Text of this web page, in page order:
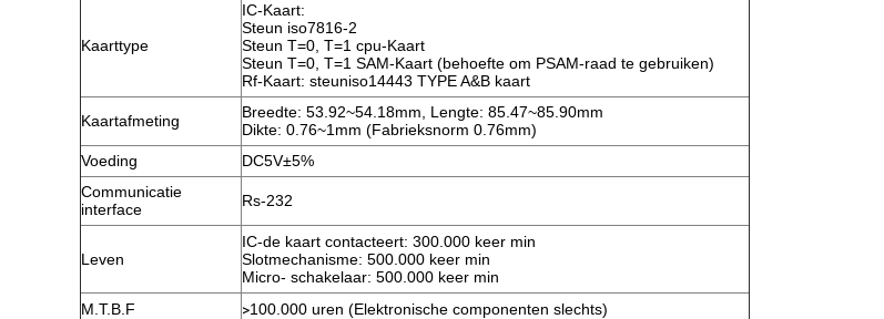
Kaarttype
IC-Kaart:
Steun iso7816-2
Steun T=0, T=1 cpu-Kaart
Steun T=0, T=1 SAM-Kaart (behoefte om PSAM-raad te gebruiken)
Rf-Kaart: steuniso14443 TYPE A&B kaart
Kaartafmeting
Breedte: 53.92~54.18mm, Lengte: 85.47~85.90mm
Dikte: 0.76~1mm (Fabrieksnorm 0.76mm)
Voeding
DC5V±5%
Communicatie
interface
Rs-232
Leven
IC-de kaart contacteert: 300.000 keer min
Slotmechanisme: 500.000 keer min
Micro- schakelaar: 500.000 keer min
M.T.B.F
>100.000 uren (Elektronische componenten slechts)